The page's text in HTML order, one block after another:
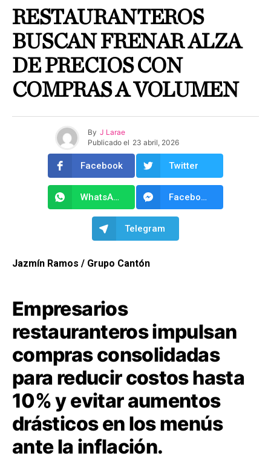
RESTAURANTEROS
BUSCAN FRENAR ALZA
DE PRECIOS CON
COMPRAS A VOLUMEN
By J Larae
Publicado el 23 abril, 2026
Facebook Twitter
WhatsApp Facebook Messenger
Telegram
Jazmín Ramos / Grupo Cantón
Empresarios
restauranteros impulsan
compras consolidadas
para reducir costos hasta
10% y evitar aumentos
drásticos en los menús
ante la inflación.